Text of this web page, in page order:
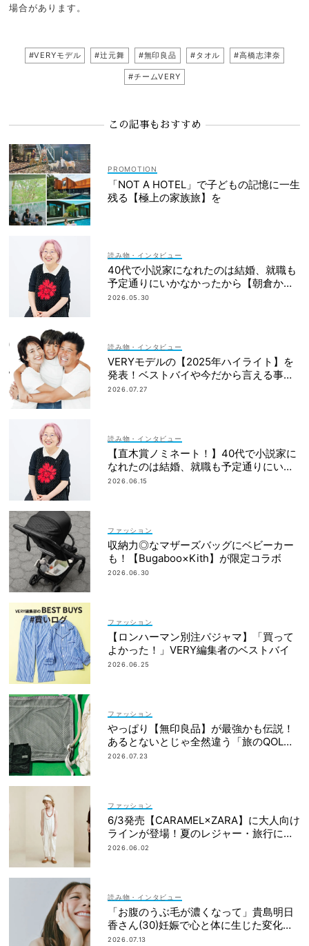
場合があります。
#VERYモデル #辻元舞 #無印良品 #タオル #高橋志津奈
#チームVERY
この記事もおすすめ
「NOT A HOTEL」で子どもの記憶に一生
残る【極上の家族旅】を
読み物・インタビュー
40代で小説家になれたのは結婚、就職も
予定通りにいかなかったから【朝倉かす
みさん】
2026.05.30
読み物・インタビュー
VERYモデルの【2025年ハイライト】を
発表！ベストバイや今だから言える事件
簿も大公開
2026.07.27
読み物・インタビュー
【直木賞ノミネート！】40代で小説家に
なれたのは結婚、就職も予定通りにいか
なかったから｜朝倉かすみさん
2026.06.15
ファッション
収納力◎なマザーズバッグにベビーカー
も！【Bugaboo×Kith】が限定コラボ
2026.06.30
ファッション
【ロンハーマン別注パジャマ】「買って
よかった！」VERY編集者のベストバイ
2026.06.25
ファッション
やっぱり【無印良品】が最強かも伝説！
あるとないとじゃ全然違う「旅のQOL爆
上げアイテム」
2026.07.23
ファッション
6/3発売【CARAMEL×ZARA】に大人向け
ラインが登場！夏のレジャー・旅行にも
おすすめ
2026.06.02
読み物・インタビュー
「お腹のうぶ毛が濃くなって」貴島明日
香さん(30)妊娠で心と体に生じた変化も
「愛しいです」
2026.07.13